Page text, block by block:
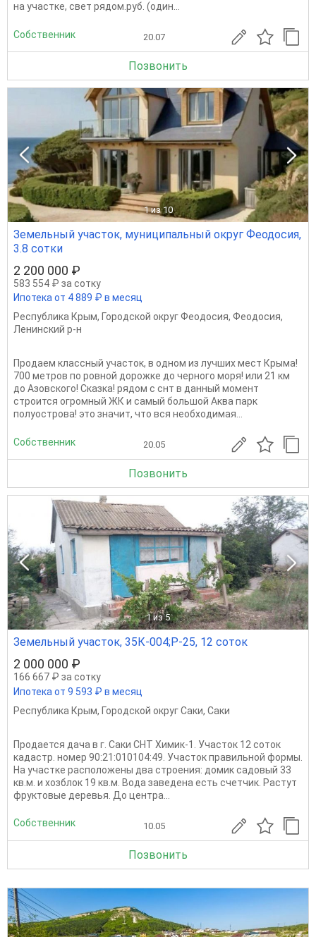
на участке, свет рядом.руб. (один...
Собственник 20.07
Позвонить
1 из 10
Земельный участок, муниципальный округ Феодосия,
3.8 сотки
2 200 000 ₽
583 554 ₽ за сотку
Ипотека от 4 889 ₽ в месяц
Республика Крым, Городской округ Феодосия, Феодосия,
Ленинский р-н
Продаем классный участок, в одном из лучших мест Крыма!
700 метров по ровной дорожке до черного моря! или 21 км
до Азовского! Сказка! рядом с снт в данный момент
строится огромный ЖК и самый большой Аква парк
полуострова! это значит, что вся необходимая...
Собственник 20.05
Позвонить
1 из 5
Земельный участок, 35К-004;Р-25, 12 соток
2 000 000 ₽
166 667 ₽ за сотку
Ипотека от 9 593 ₽ в месяц
Республика Крым, Городской округ Саки, Саки
Продается дача в г. Саки СНТ Химик-1. Участок 12 соток
кадастр. номер 90:21:010104:49. Участок правильной формы.
На участке расположены два строения: домик садовый 33
кв.м. и хозблок 19 кв.м. Вода заведена есть счетчик. Растут
фруктовые деревья. До центра...
Собственник 10.05
Позвонить